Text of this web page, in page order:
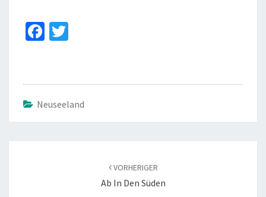
Fa
o
o
k
er
Neuseeland
VORHERIGER
Ab In Den Süden